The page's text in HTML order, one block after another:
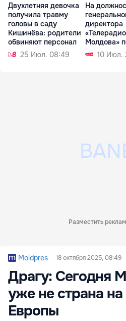
Двухлетняя девочка
получила травму
головы в саду
Кишинёва: родители
обвиняют персонал
25 Июл. 08:49
На
директора
Молдова»
заявки
кандидатов
10 Июл.
Разместить
Moldpres 18 октября 2025, 08:49
Драгу: Сегодня
уже не страна
Европы